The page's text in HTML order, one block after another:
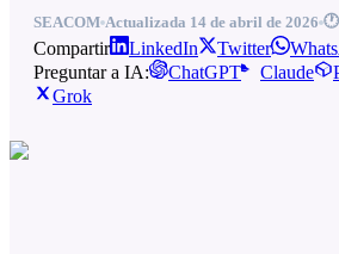
SEACOM Actualizada 14 de abril de 2026 🕐
Compartir LinkedIn Twitter
Preguntar a IA:
ChatGPT Claude
Grok